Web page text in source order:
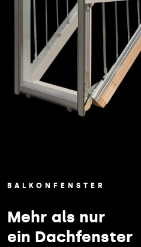
BALKONFENSTER
Mehr als nur
ein Dachfenster